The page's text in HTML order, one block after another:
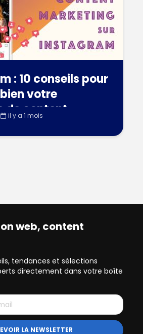
: 10 conseils pour
votre
de content
il y a 1 mois
web, content
tendances et sélections
directement dans votre boîte